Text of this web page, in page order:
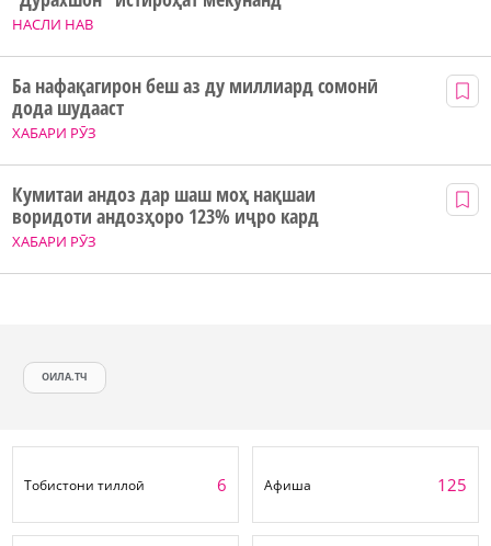
НАСЛИ НАВ
ХАБАРИ РӮЗ
Ба нафақагирон беш аз ду миллиард сомонӣ
дода шудааст
ХАБАРИ РӮЗ
Кумитаи андоз дар шаш моҳ нақшаи
воридоти андозҳоро 123% иҷро кард
ОИЛА.ТЧ
Тобистони тиллоӣ 6 Афиша 125